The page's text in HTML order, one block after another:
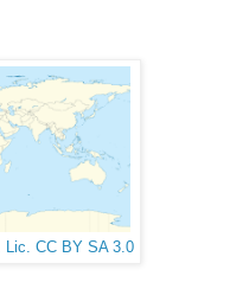
Lic. CC BY SA 3.0